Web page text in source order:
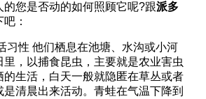
的您是否动的如何照顾它呢?跟派多
：
性 他们栖息在池塘、水沟或小河
里，以捕食昆虫，主要就是农业害虫
的生活，白天一般就隐匿在草丛或者
清晨出来活动。青蛙在气温下降到